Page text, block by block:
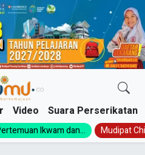
Video Suara Perserikatan
Ikwam dan... Mudipat